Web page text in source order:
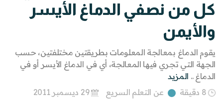
كل من نصفي الدماغ الأيسر
والأيمن
يقوم الدماغ بمعالجة المعلومات بطريقتين مختلفتين، حسب
الجهة التي تجري فيها المعالجة، أي في الدماغ الأيسر أو في
الدماغ .. المزيد
8 دقيقة
عن التعلم السريع 29 ديسمبر 2011